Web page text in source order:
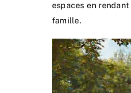
espaces en
famille.